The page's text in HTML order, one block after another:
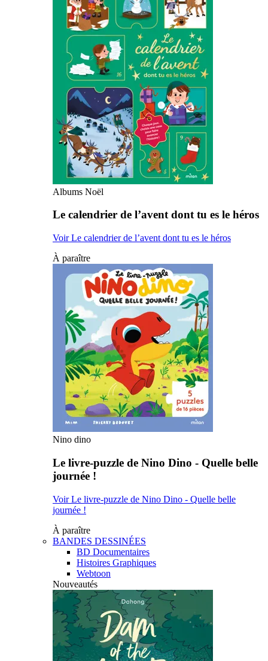
Albums Noël
Le calendrier de l’avent dont tu es le héros
Voir Le calendrier de l’avent dont tu es le héros
À paraître
Nino dino
Le livre-puzzle de Nino Dino - Quelle belle
journée !
Voir Le livre-puzzle de Nino Dino - Quelle belle
journée !
À paraître
BANDES DESSINÉES
BD Documentaires
Histoires Graphiques
Webtoon
Nouveautés